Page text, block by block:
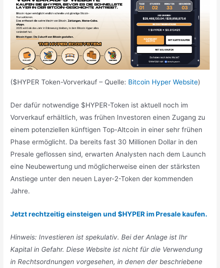
($HYPER Token-Vorverkauf – Quelle: Bitcoin Hyper Website)
Der dafür notwendige $HYPER-Token ist aktuell noch im
Vorverkauf erhältlich, was frühen Investoren einen Zugang zu
einem potenziellen künftigen Top-Altcoin in einer sehr frühen
Phase ermöglicht. Da bereits fast 30 Millionen Dollar in den
Presale geflossen sind, erwarten Analysten nach dem Launch
eine Neubewertung und möglicherweise einen der stärksten
Anstiege unter den neuen Layer-2-Token der kommenden
Jahre.
Jetzt rechtzeitig einsteigen und $HYPER im Presale kaufen.
Hinweis: Investieren ist spekulativ. Bei der Anlage ist Ihr
Kapital in Gefahr. Diese Website ist nicht für die Verwendung
in Rechtsordnungen vorgesehen, in denen der beschriebene